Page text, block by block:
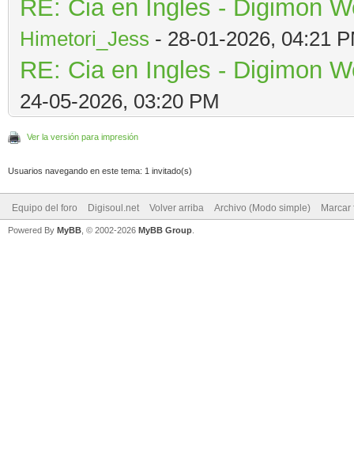
RE: Cia en Ingles - Digimon
Himetori_Jess - 28-01-2026, 04:21
RE: Cia en Ingles - Digimon
24-05-2026, 03:20 PM
Ver la versión para impresión
Usuarios navegando en este tema: 1 invitado(s)
Equipo del foro Digisoul.net Volver arriba Archivo (Modo simple) Marcar
Powered By MyBB , © 2002-2026 MyBB Group